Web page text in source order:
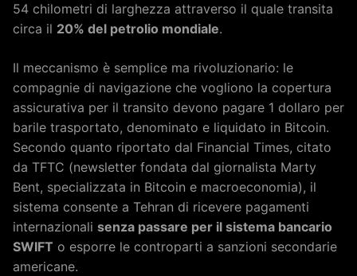
54 chilometri di larghezza attraverso il quale transita
circa il 20% del petrolio mondiale.
Il meccanismo è semplice ma rivoluzionario: le
compagnie di navigazione che vogliono la copertura
assicurativa per il transito devono pagare 1 dollaro per
barile trasportato, denominato e liquidato in Bitcoin.
Secondo quanto riportato dal Financial Times, citato
da TFTC (newsletter fondata dal giornalista Marty
Bent, specializzata in Bitcoin e macroeconomia), il
sistema consente a Tehran di ricevere pagamenti
internazionali senza passare per il sistema bancario
SWIFT o esporre le controparti a sanzioni secondarie
americane.